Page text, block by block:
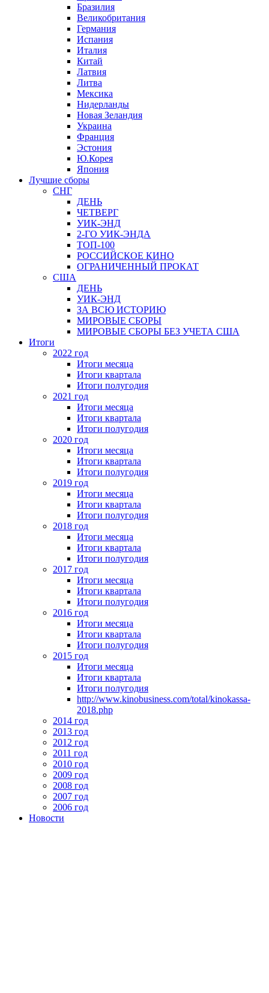
Бразилия
Великобритания
Германия
Испания
Италия
Китай
Латвия
Литва
Мексика
Нидерланды
Новая Зеландия
Украина
Франция
Эстония
Ю.Корея
Япония
Лучшие сборы
СНГ
ДЕНЬ
ЧЕТВЕРГ
УИК-ЭНД
2-ГО УИК-ЭНДА
ТОП-100
РОССИЙСКОЕ КИНО
ОГРАНИЧЕННЫЙ ПРОКАТ
США
ДЕНЬ
УИК-ЭНД
ЗА ВСЮ ИСТОРИЮ
МИРОВЫЕ СБОРЫ
МИРОВЫЕ СБОРЫ БЕЗ УЧЕТА США
Итоги
2022 год
Итоги месяца
Итоги квартала
Итоги полугодия
2021 год
Итоги месяца
Итоги квартала
Итоги полугодия
2020 год
Итоги месяца
Итоги квартала
Итоги полугодия
2019 год
Итоги месяца
Итоги квартала
Итоги полугодия
2018 год
Итоги месяца
Итоги квартала
Итоги полугодия
2017 год
Итоги месяца
Итоги квартала
Итоги полугодия
2016 год
Итоги месяца
Итоги квартала
Итоги полугодия
2015 год
Итоги месяца
Итоги квартала
Итоги полугодия
http://www.kinobusiness.com/total/kinokassa-
2018.php
2014 год
2013 год
2012 год
2011 год
2010 год
2009 год
2008 год
2007 год
2006 год
Новости